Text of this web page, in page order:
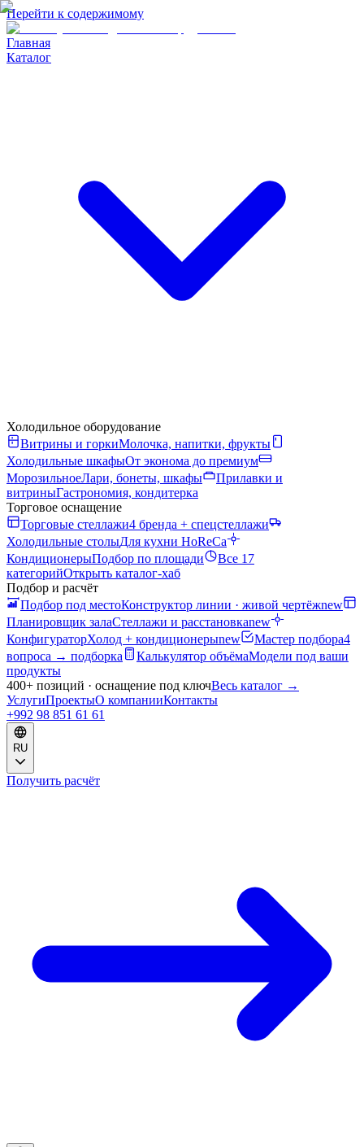
Перейти к содержимому
Главная
Каталог
Холодильное оборудование
Витрины и горкиМолочка, напитки, фрукты
Холодильные шкафыОт эконома до премиум
МорозильноеЛари, бонеты, шкафы
Прилавки и
витриныГастрономия, кондитерка
Торговое оснащение
Торговые стеллажи4 бренда + спецстеллажи
Холодильные столыДля кухни HoReCa
КондиционерыПодбор по площади
Все 17
категорийОткрыть каталог-хаб
Подбор и расчёт
Подбор под местоКонструктор линии · живой чертёжnew
Планировщик залаСтеллажи и расстановкаnew
КонфигураторХолод + кондиционерыnew Мастер подбора4
вопроса → подборка
Калькулятор объёмаМодели под ваши
продукты
400+ позиций · оснащение под ключВесь каталог →
УслугиПроектыО компанииКонтакты
+992 98 851 61 61
RU
Получить расчёт